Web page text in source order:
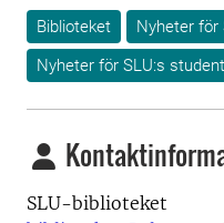
Biblioteket Nyheter för
Nyheter för SLU:s
SLU-biblioteket